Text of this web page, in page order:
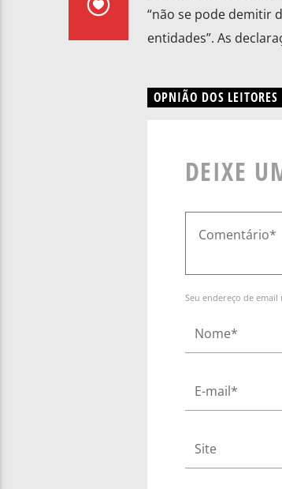
“não se pode demitir
entidades”. As
OPNIÃO DOS LEITORES
DEIXE
Seu endereço de